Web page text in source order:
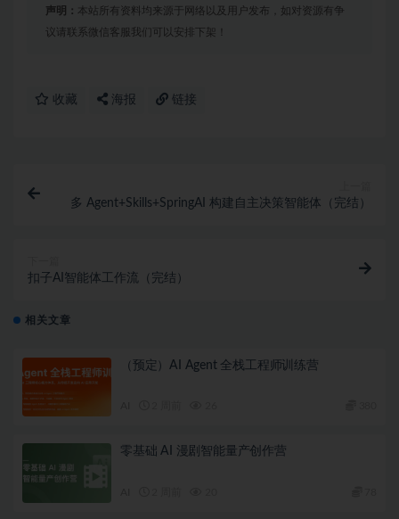
声明： 本站所有资料均来源于网络以及用户发布，如对资源有争
议请联系微信客服我们可以安排下架！
收藏 海报 链接
多 Agent+Skills+SpringAI 构建自主决策智能体（完结）
扣子AI智能体工作流（完结）
相关文章
（预定）AI Agent 全栈工程师训练营
零基础 AI 漫剧智能量产创作营